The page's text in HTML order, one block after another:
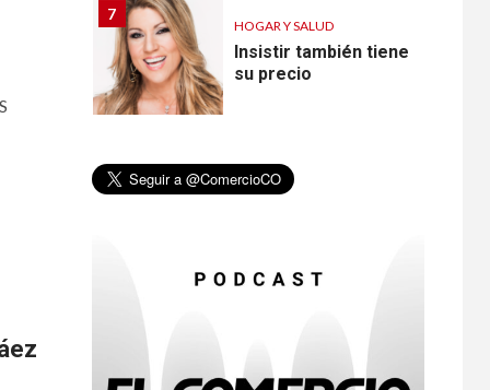
7
HOGAR Y SALUD
Insistir también tiene
su precio
8
HOGAR Y SALUD
EE. UU. reporta sus
Michigan
Más casos de